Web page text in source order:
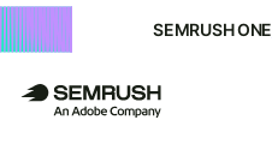
SEMRUSH ONE